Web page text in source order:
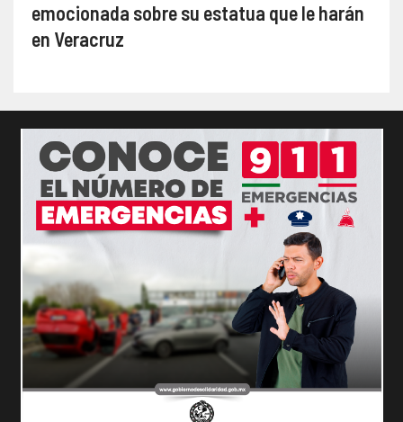
emocionada sobre su estatua que le harán
en Veracruz